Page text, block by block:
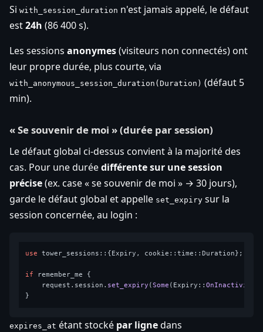
Si with_session_duration n'est jamais appelé, le défaut
est24h (86 400 s).
Les sessions anonymes(visiteurs non connectés) ont
leur propre durée, plus courte, via
with_anonymous_session_duration(Duration) (défaut 5
min).
« Se souvenir de moi » (durée par session)
Le défaut global ci-dessus convient à la majorité des
cas. Pour une duréedifférente sur une session
précise(ex. case « se souvenir de moi » → 30 jours),
garde le défaut global et appelle set_expiry sur la
session concernée, au login :
use tower_sessions::{Expiry, cookie::time::Duration};
if remember_me {
    request.session.
set_expiry (Some (Expiry::OnInactivity
expires_at étant stocké par lignedans